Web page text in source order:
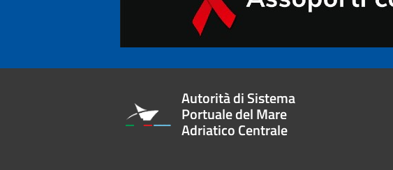
Autorità di Sistema
Portuale del Mare
Adriatico Centrale